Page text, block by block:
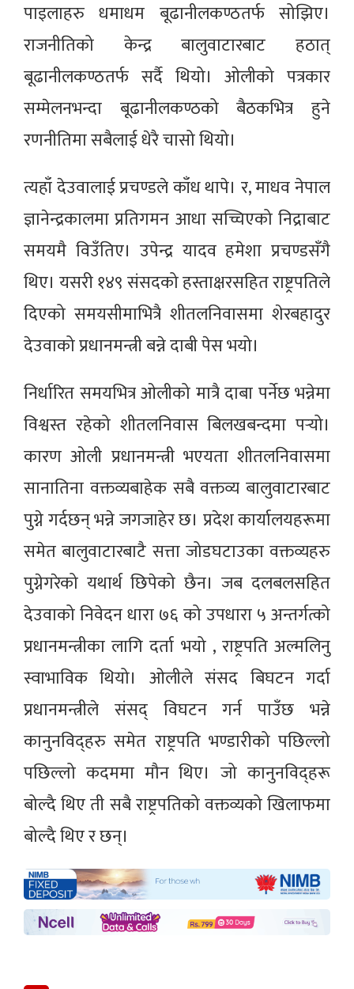
पाइलाहरु धमाधम बूढानीलकण्ठतर्फ सोझिए।
राजनीतिको केन्द्र बालुवाटारबाट हठात्
बूढानीलकण्ठतर्फ सर्दै थियो। ओलीको पत्रकार
सम्मेलनभन्दा बूढानीलकण्ठको बैठकभित्र हुने
रणनीतिमा सबैलाई धेरै चासो थियो।
त्यहाँ देउवालाई प्रचण्डले काँध थापे। र, माधव नेपाल
ज्ञानेन्द्रकालमा प्रतिगमन आधा सच्चिएको निद्राबाट
समयमै विउँतिए। उपेन्द्र यादव हमेशा प्रचण्डसँगै
थिए। यसरी १४९ संसदको हस्ताक्षरसहित राष्ट्रपतिले
दिएको समयसीमाभित्रै शीतलनिवासमा शेरबहादुर
देउवाको प्रधानमन्त्री बन्ने दाबी पेस भयो।
निर्धारित समयभित्र ओलीको मात्रै दाबा पर्नेछ भन्नेमा
विश्वस्त रहेको शीतलनिवास बिलखबन्दमा पर्‍यो।
कारण ओली प्रधानमन्त्री भएयता शीतलनिवासमा
सानातिना वक्तव्यबाहेक सबै वक्तव्य बालुवाटारबाट
पुग्ने गर्दछन् भन्ने जगजाहेर छ। प्रदेश कार्यालयहरूमा
समेत बालुवाटारबाटै सत्ता जोडघटाउका वक्तव्यहरु
पुग्नेगरेको यथार्थ छिपेको छैन। जब दलबलसहित
देउवाको निवेदन धारा ७६ को उपधारा ५ अन्तर्गत्को
प्रधानमन्त्रीका लागि दर्ता भयो , राष्ट्रपति अल्मलिनु
स्वाभाविक थियो। ओलीले संसद बिघटन गर्दा
प्रधानमन्त्रीले संसद् विघटन गर्न पाउँछ भन्ने
कानुनविद्हरु समेत राष्ट्रपति भण्डारीको पछिल्लो
पछिल्लो कदममा मौन थिए। जो कानुनविद्हरू
बोल्दै थिए ती सबै राष्ट्रपतिको वक्तव्यको खिलाफमा
बोल्दै थिए र छन्।